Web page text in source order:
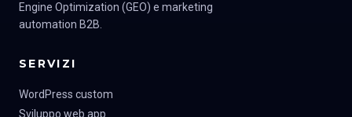
Engine Optimization (GEO) e marketing
automation B2B.
SERVIZI
WordPress custom
Sviluppo web app